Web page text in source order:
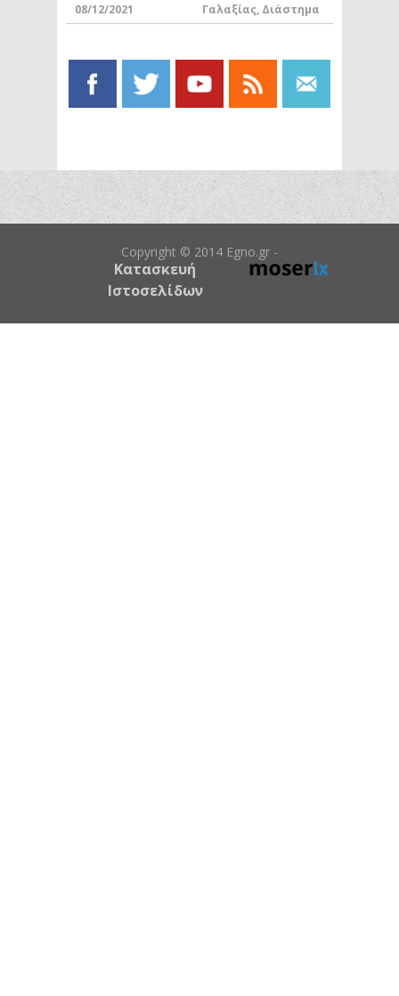
08/12/2021 Γαλαξίας, Διάστημα
Copyright © 2014 Egno.gr -
Κατασκευή
Ιστοσελίδων